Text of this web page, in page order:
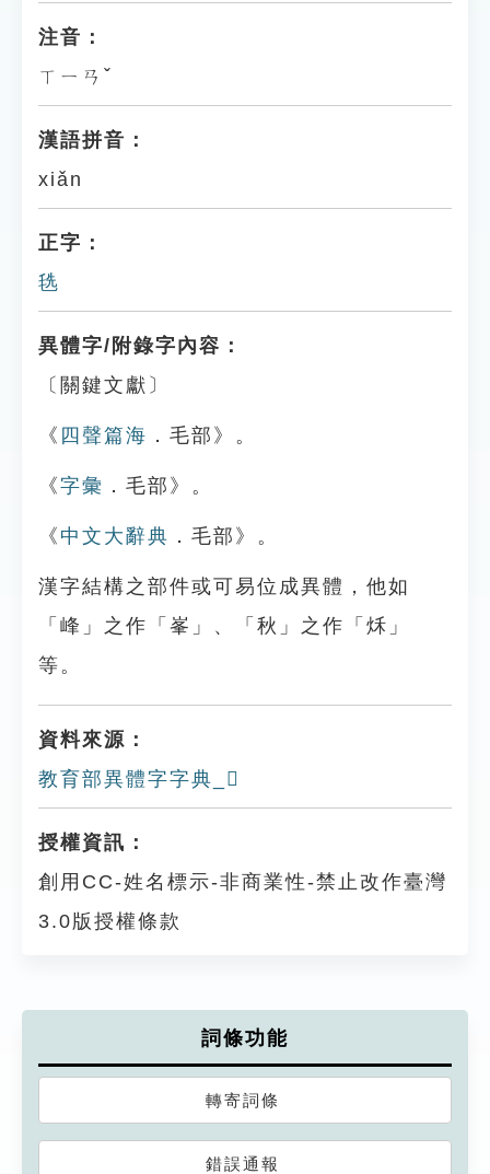
注音：
ㄒㄧㄢˇ
漢語拼音：
xiǎn
正字：
毨
異體字/附錄字內容：
〔關鍵文獻〕
《 四聲篇海 ．毛部》。
《字彙 ．毛部》。
《 中文大辭典 ．毛部》。
漢字結構之部件或可易位成異體，他如
「峰」之作「峯」、「秋」之作「秌」
等。
資料來源：
教育部異體字字典_𣭟
授權資訊：
創用CC-姓名標示-非商業性-禁止改作臺灣
3.0版授權條款
詞條功能
轉寄詞條
錯誤通報